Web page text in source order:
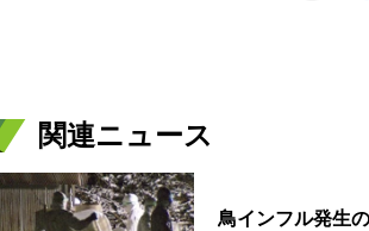
関連ニュース
鳥インフル発生